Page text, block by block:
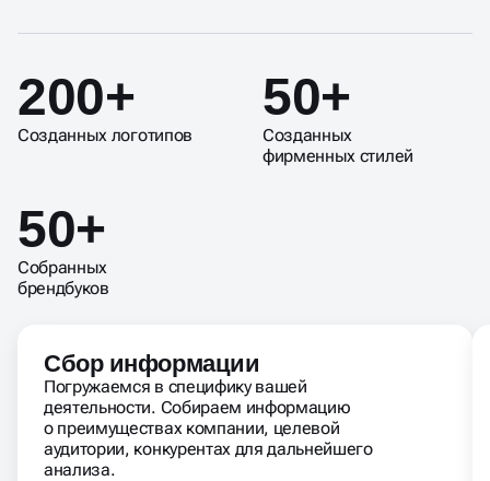
200+
Созданных логотипов
50+
Созданных
фирменных стилей
50+
Собранных
брендбуков
Сбор информации
Погружаемся в специфику вашей
деятельности. Собираем информацию
о преимуществах компании, целевой
аудитории, конкурентах для дальнейшего
анализа.